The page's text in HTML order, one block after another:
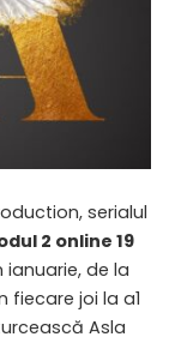
serialul
2 online 19
de la
fiecare joi la a1
Asla